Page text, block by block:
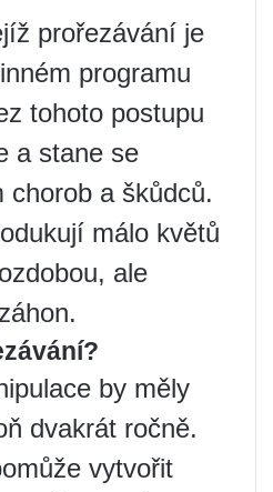
prořezávání je
programu
tohoto postupu
a stane se
chorob a škůdců.
málo květů
ale
by měly
dvakrát ročně.
vytvořit